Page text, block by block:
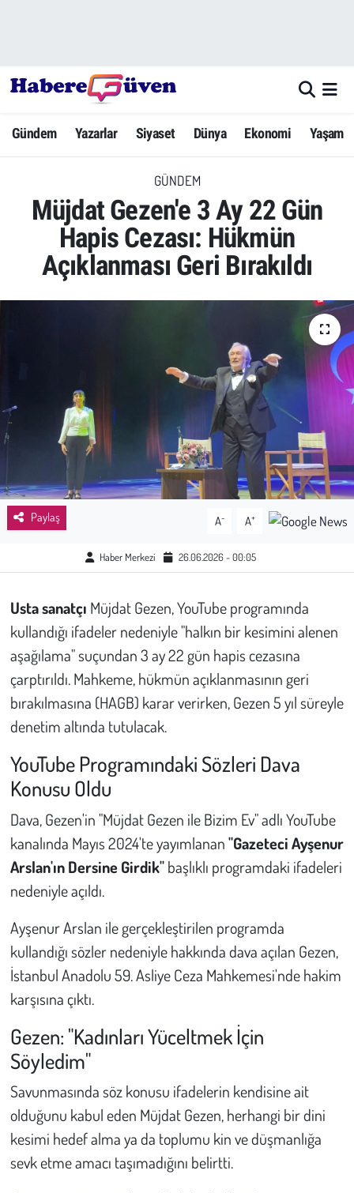
Gündem Yazarlar Siyaset Dünya Ekonomi Yaşam
GÜNDEM
Müjdat Gezen'e 3 Ay 22 Gün
Hapis Cezası: Hükmün
Açıklanması Geri Bırakıldı
Paylaş A- A+
Haber Merkezi 26.06.2026 - 00:05
Usta sanatçı Müjdat Gezen, YouTube programında
kullandığı ifadeler nedeniyle "halkın bir kesimini alenen
aşağılama" suçundan 3 ay 22 gün hapis cezasına
çarptırıldı. Mahkeme, hükmün açıklanmasının geri
bırakılmasına (HAGB) karar verirken, Gezen 5 yıl süreyle
denetim altında tutulacak.
YouTube Programındaki Sözleri Dava
Konusu Oldu
Dava, Gezen'in "Müjdat Gezen ile Bizim Ev" adlı YouTube
kanalında Mayıs 2024'te yayımlanan"Gazeteci Ayşenur
Arslan'ın Dersine Girdik"başlıklı programdaki ifadeleri
nedeniyle açıldı.
Ayşenur Arslan ile gerçekleştirilen programda
kullandığı sözler nedeniyle hakkında dava açılan Gezen,
İstanbul Anadolu 59. Asliye Ceza Mahkemesi'nde hakim
karşısına çıktı.
Gezen: "Kadınları Yüceltmek İçin
Söyledim"
Savunmasında söz konusu ifadelerin kendisine ait
olduğunu kabul eden Müjdat Gezen, herhangi bir dini
kesimi hedef alma ya da toplumu kin ve düşmanlığa
sevk etme amacı taşımadığını belirtti.
Yazarlar
Dünya
Ekonomi
Yaşam
Yerel Haberler
Kadın
Emek
Spor
Bilim - Teknoloji
İnsan Hakları
Hayvan Hakları
Galeri
Günün İçinden
Vefat İlanları
Tarih
Hukuk
Tarım
Son Dakika
Kent
Eğlence
Hava Durumu
Trafik Durumu
Süper Lig Puan Durumu ve Fikstür
Tüm Manşetler
Son Dakika Haberleri
Haber Arşivi